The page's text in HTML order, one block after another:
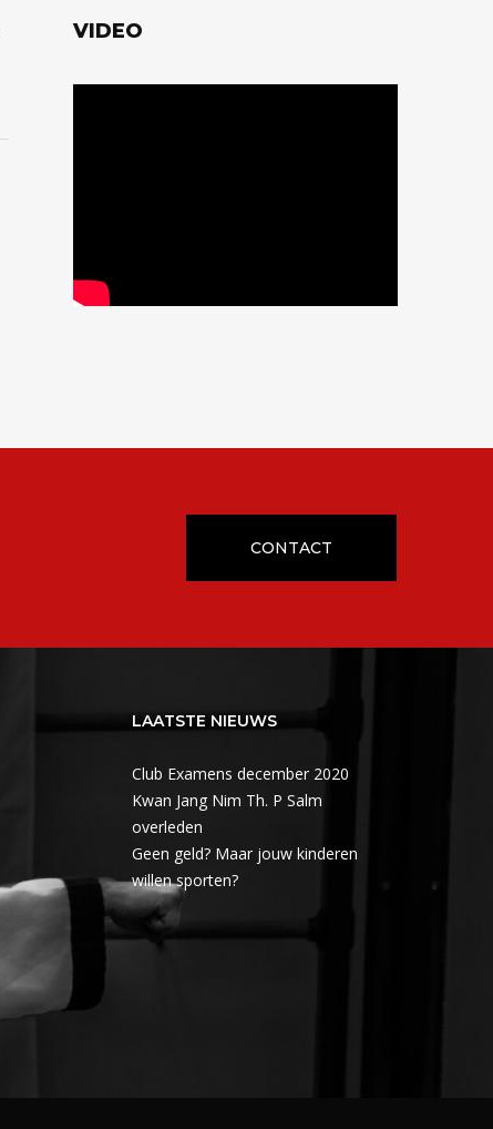
VIDEO
CONTACT
LAATSTE NIEUWS
Club Examens december 2020
Kwan Jang Nim Th. P Salm
overleden
Geen geld? Maar jouw kinderen
willen sporten?